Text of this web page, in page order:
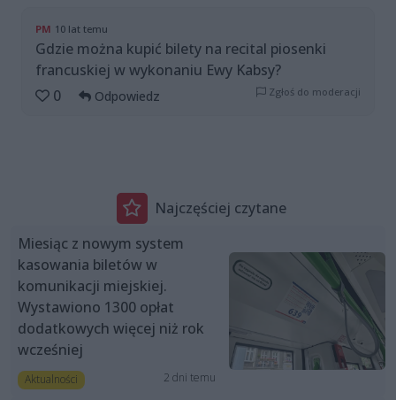
PM 10 lat temu
Gdzie można kupić bilety na recital piosenki
francuskiej w wykonaniu Ewy Kabsy?
0
Odpowiedz Zgłoś do moderacji
Najczęściej czytane
Miesiąc z nowym system
kasowania biletów w
komunikacji miejskiej.
Wystawiono 1300 opłat
dodatkowych więcej niż rok
wcześniej
Aktualności 2 dni temu